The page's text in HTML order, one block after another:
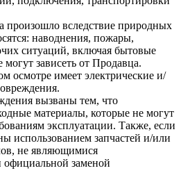
произошло вследствие природных
наводнения, пожары,
ситуаций, включая бытовые
зависеть от Продавца.
осмотре имеет электрические и/
вызваны тем, что
материалы, которые не могут
эксплуатации. Также, если
использованием запчастей и/или
не являющимися
заменой